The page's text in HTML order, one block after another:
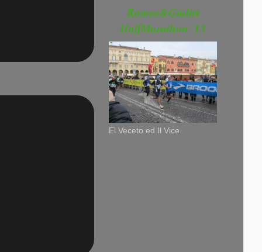
Romeo&Giuliet
HalfMarathon '13
El Veceto ed Il Vice